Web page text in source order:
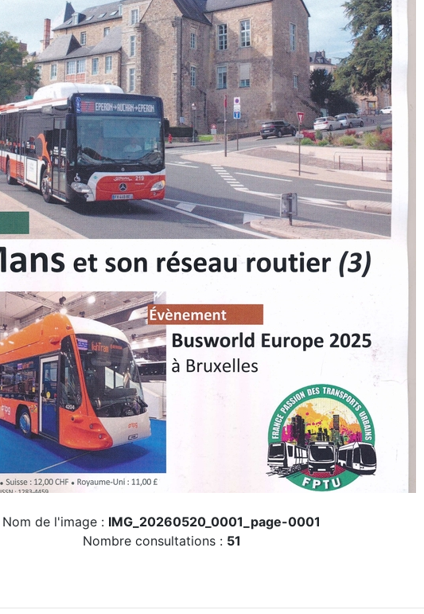
Nom de l'image : IMG_20260520_0001_page-0001
Nombre consultations : 51